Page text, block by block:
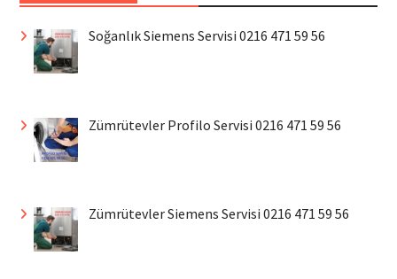
Soğanlık Siemens Servisi 0216 471 59 56
Zümrütevler Profilo Servisi 0216 471 59 56
Zümrütevler Siemens Servisi 0216 471 59 56